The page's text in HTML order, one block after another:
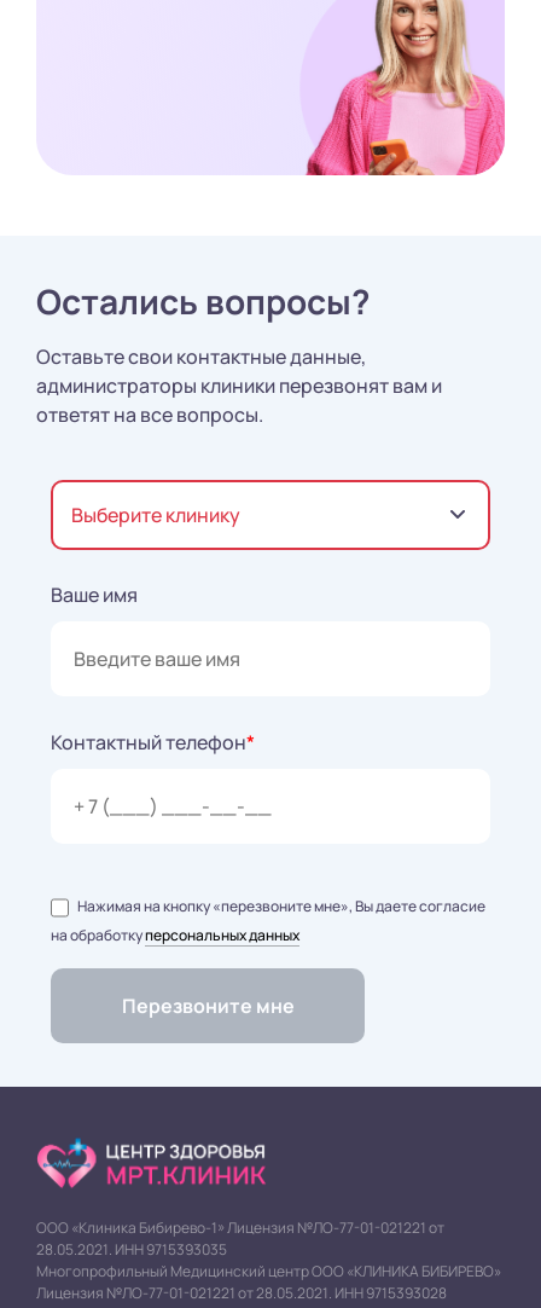
Остались вопросы?
Оставьте свои контактные данные,
администраторы клиники перезвонят вам и
ответят на все вопросы.
Выберите клинику
Ваше имя
Контактный телефон*
Нажимая на кнопку «перезвоните мне», Вы даете согласие
на обработкуперсональных данных
ООО «Клиника Бибирево-1» Лицензия №ЛО-77-01-021221 от
28.05.2021. ИНН 9715393035
Многопрофильный Медицинский центр ООО «КЛИНИКА БИБИРЕВО»
Лицензия №ЛО-77-01-021221 от 28.05.2021. ИНН 9715393028